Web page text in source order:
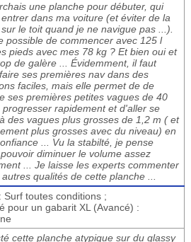
une planche pour débuter, qui
dans ma voiture (et éviter de la
le toit quand je ne navigue pas ...).
possible de commencer avec 125 l
pieds avec mes 78 kg ? Et bien oui et
de galère ... Évidemment, il faut
ses premières nav dans des
faciles, mais elle permet de de
ses premières petites vagues de 40
progresser rapidement et d'aller se
des vagues plus grosses de 1,2 m ( et
plus grosses avec du niveau) en
... Vu la stabilté, je pense
diminuer le volume assez
... Je laisse les experts commenter
qualités de cette planche ...
Surf toutes conditions ;
pour un gabarit XL (Avancé) :
cette planche atypique sur du glassy